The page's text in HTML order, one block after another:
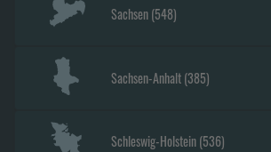
Sachsen(548)
Sachsen-Anhalt(385)
Schleswig-Holstein(536)